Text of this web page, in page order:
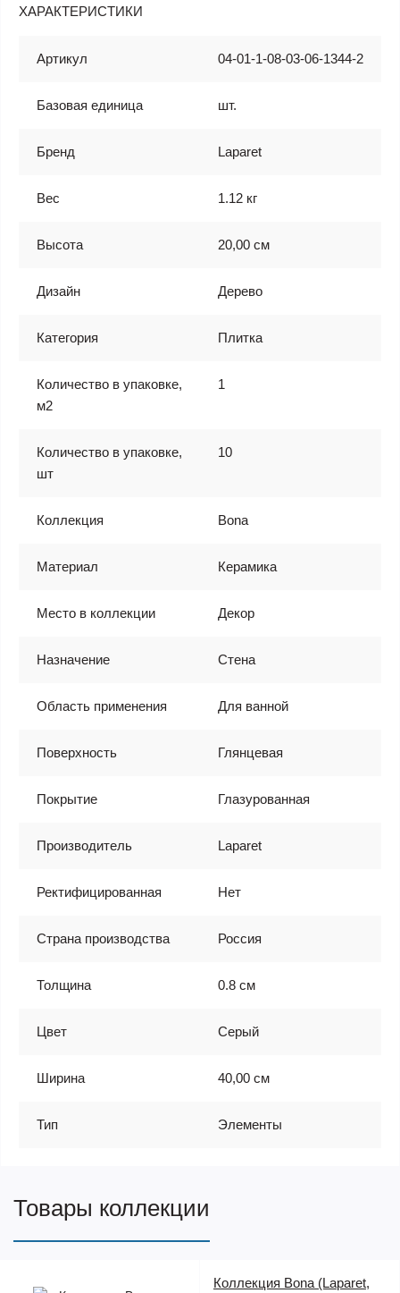
ХАРАКТЕРИСТИКИ
Артикул 04-01-1-08-03-06-1344-2
Базовая единица шт.
Бренд Laparet
Вес 1.12 кг
Высота 20,00 см
Дизайн Дерево
Категория Плитка
Количество в упаковке,
м2
1
Количество в упаковке,
шт
10
Коллекция Bona
Материал Керамика
Место в коллекции Декор
Назначение Стена
Область применения Для ванной
Поверхность Глянцевая
Покрытие Глазурованная
Производитель Laparet
Ректифицированная Нет
Страна производства Россия
Толщина 0.8 см
Цвет Серый
Ширина 40,00 см
Тип Элементы
Товары коллекции
Коллекция Bona (Laparet,